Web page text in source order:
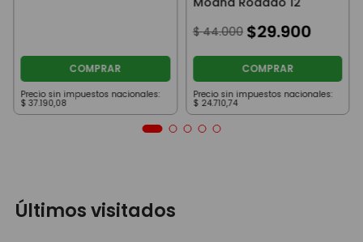
COMPRAR
Precio sin impuestos nacionales:
$ 37.190,08
$ 44.000 $29.900
COMPRAR
Precio sin impuestos nacionales:
$ 24.710,74
Últimos visitados